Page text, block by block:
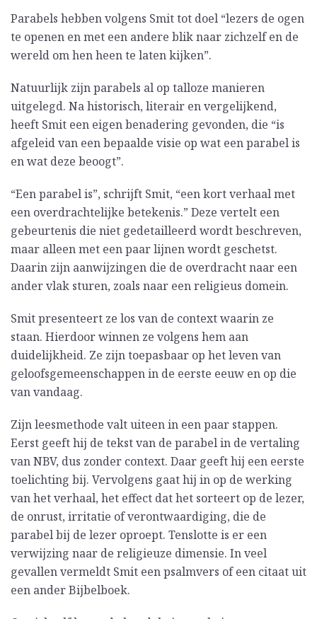
Parabels hebben volgens Smit tot doel “lezers de ogen
te openen en met een andere blik naar zichzelf en de
wereld om hen heen te laten kijken”.
Natuurlijk zijn parabels al op talloze manieren
uitgelegd. Na historisch, literair en vergelijkend,
heeft Smit een eigen benadering gevonden, die “is
afgeleid van een bepaalde visie op wat een parabel is
en wat deze beoogt”.
“Een parabel is”, schrijft Smit, “een kort verhaal met
een overdrachtelijke betekenis.” Deze vertelt een
gebeurtenis die niet ge­detailleerd wordt beschreven,
maar alleen met een paar lijnen wordt geschetst.
Daarin zijn aanwijzingen die de overdracht naar een
ander vlak sturen, zoals naar een religieus domein.
Smit presenteert ze los van de context waarin ze
staan. Hierdoor winnen ze volgens hem aan
duidelijkheid. Ze zijn toepasbaar op het leven van
geloofsgemeenschappen in de eerste eeuw en op die
van vandaag.
Zijn leesmethode valt uiteen in een paar stappen.
Eerst geeft hij de tekst van de parabel in de vertaling
van NBV, dus zonder context. Daar geeft hij een eerste
toelichting bij. Vervolgens gaat hij in op de werking
van het verhaal, het effect dat het sorteert op de lezer,
de onrust, irritatie of verontwaardiging, die de
parabel bij de lezer oproept. Tenslotte is er een
verwijzing naar de religieuze dimensie. In veel
gevallen vermeldt Smit een psalmvers of een citaat uit
een ander Bijbelboek.